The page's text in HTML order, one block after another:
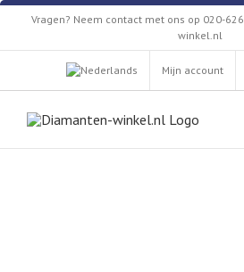
Skip
content
Vragen? Neem contact met ons op 020-
winkel.nl
Mijn account